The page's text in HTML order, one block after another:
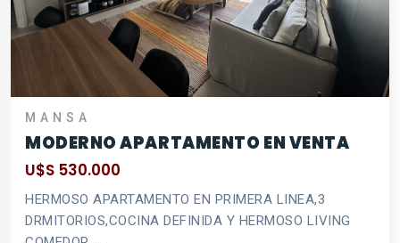
MANSA
MODERNO APARTAMENTO EN VENTA
U$S 530.000
HERMOSO APARTAMENTO EN PRIMERA LINEA,3
DRMITORIOS,COCINA DEFINIDA Y HERMOSO LIVING